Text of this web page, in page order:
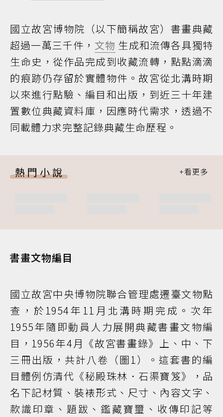
國立故宮博物院（以下簡稱故宮）書畫典藏
超過一萬三千件， 文物 生成和流傳各具獨特
生命史，從作品完成到收藏流轉，點點滴滴
的痕跡仍存留於實體物件。故宮從北溝時期
以來進行點驗、編目和出版，到近三十年建
置數位典藏資料庫，因應時代需求，透過不
同載體力求完整記錄典藏生命歷程。
熱門小說
書畫文物編目
國立故宮中央博物院聯合管理處遷臺文物點
查，於1954年11月北溝時期完成。次年
1955年隨即動員人力展開典藏書畫文物編
目，1956年4月《故宮書畫錄》上、中、下
三冊出版，共計八卷（圖1）。這套書的編
目體例仿清代《秘殿珠林．石渠寶笈》，品
名下記材質、裝裱形式、尺寸、內容文字、
款識印章、題跋、鑑藏寶璽、收傳印記等